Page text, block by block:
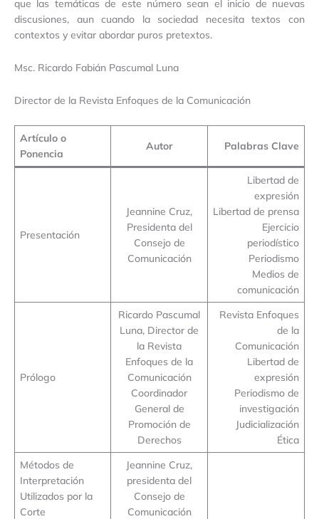
que las temáticas de este número sean el inicio de nuevas
discusiones, aun cuando la sociedad necesita textos con
contextos y evitar abordar puros pretextos.
Msc. Ricardo Fabián Pascumal Luna
Director de la Revista Enfoques de la Comunicación
Artículo o
Ponencia
Autor Palabras Clave
Presentación
Jeannine Cruz,
Presidenta del
Consejo de
Comunicación
Libertad de
expresión
Libertad de prensa
Ejercicio
periodístico
Periodismo
Medios de
comunicación
Prólogo
Ricardo Pascumal
Luna, Director de
la Revista
Enfoques de la
Comunicación
Coordinador
General de
Promoción de
Derechos
Revista Enfoques
de la
Comunicación
Libertad de
expresión
Periodismo de
investigación
Judicialización
Ética
Métodos de
Interpretación
Utilizados por la
Corte
Jeannine Cruz,
presidenta del
Consejo de
Comunicación